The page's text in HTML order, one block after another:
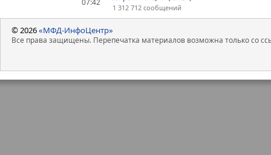
1 312 712 сообщений
© 2026«МФД-ИнфоЦентр»
Все права защищены. Перепечатка материалов возможна только со